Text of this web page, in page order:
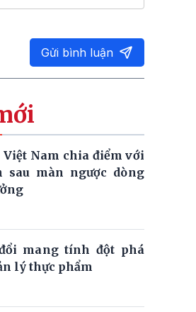
Gửi bình luận
Nam chia điểm với
sau màn ngược dòng
mang tính đột phá
lý thực phẩm